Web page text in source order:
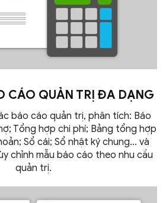
CÁO QUẢN TRỊ ĐA DẠNG
báo cáo quản trị, phân tích: Báo
Tổng hợp chi phí; Bảng tổng hợp
Sổ cái; Sổ nhật ký chung… và
chỉnh mẫu báo cáo theo nhu cầu
quản trị.